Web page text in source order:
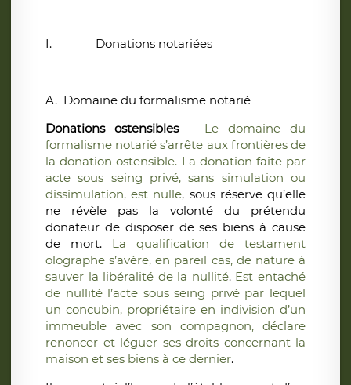
I. Donations notariées
A. Domaine du formalisme notarié
Donations ostensibles– Le domaine du
formalisme notarié s’arrête aux frontières de
la donation ostensible. La donation faite par
acte sous seing privé, sans simulation ou
dissimulation, est nulle, sous réserve qu’elle
ne révèle pas la volonté du prétendu
donateur de disposer de ses biens à cause
de mort. La qualification de testament
olographe s’avère, en pareil cas, de nature à
sauver la libéralité de la nullité. Est entaché
de nullité l’acte sous seing privé par lequel
un concubin, propriétaire en indivision d’un
immeuble avec son compagnon, déclare
renoncer et léguer ses droits concernant la
maison et ses biens à ce dernier.